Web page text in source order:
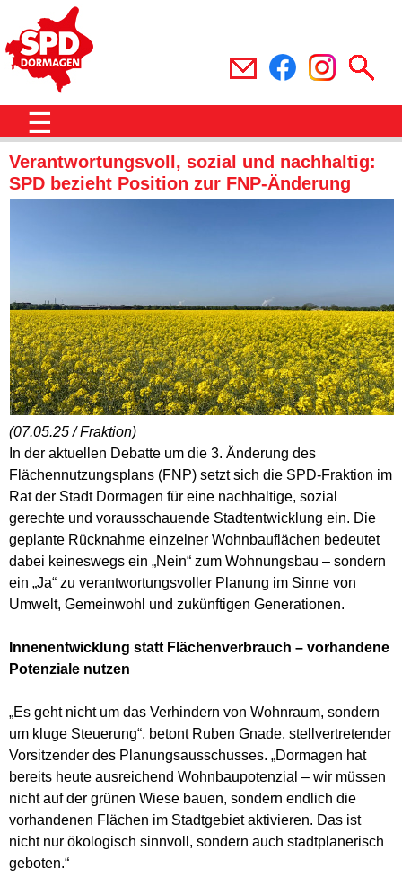
☰
Verantwortungsvoll, sozial und nachhaltig:
SPD bezieht Position zur FNP-Änderung
(07.05.25 / Fraktion)
In der aktuellen Debatte um die 3. Änderung des
Flächennutzungsplans (FNP) setzt sich die SPD-Fraktion im
Rat der Stadt Dormagen für eine nachhaltige, sozial
gerechte und vorausschauende Stadtentwicklung ein. Die
geplante Rücknahme einzelner Wohnbauflächen bedeutet
dabei keineswegs ein „Nein“ zum Wohnungsbau – sondern
ein „Ja“ zu verantwortungsvoller Planung im Sinne von
Umwelt, Gemeinwohl und zukünftigen Generationen.
Innenentwicklung statt Flächenverbrauch – vorhandene
Potenziale nutzen
„Es geht nicht um das Verhindern von Wohnraum, sondern
um kluge Steuerung“, betont Ruben Gnade, stellvertretender
Vorsitzender des Planungsausschusses. „Dormagen hat
bereits heute ausreichend Wohnbaupotenzial – wir müssen
nicht auf der grünen Wiese bauen, sondern endlich die
vorhandenen Flächen im Stadtgebiet aktivieren. Das ist
nicht nur ökologisch sinnvoll, sondern auch stadtplanerisch
geboten.“